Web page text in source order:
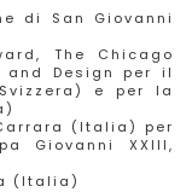
di San Giovanni
The Chicago
and Design per il
e per la
(Italia) per
Giovanni XXIII,
(Italia)